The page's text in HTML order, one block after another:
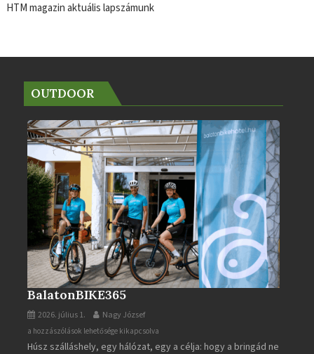
HTM magazin aktuális lapszámunk
OUTDOOR
BalatonBIKE365
2026. július 1. Nagy József
BalatonBIKE365
bejegyzéshez
a hozzászólások lehetősége kikapcsolva
Húsz szálláshely, egy hálózat, egy a célja: hogy a bringád ne